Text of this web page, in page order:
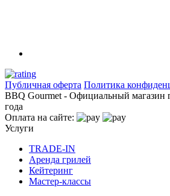
Публичная оферта Политика
BBQ Gourmet - Официальный магазин
года
Оплата на сайте:
Услуги
TRADE-IN
Аренда грилей
Кейтеринг
Мастер-классы